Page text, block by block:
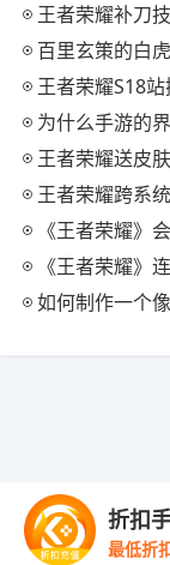
王者荣耀补刀技
百里玄策的白虎志回城动作没
王者荣耀S18站撸射手迎来春
为什么手游的界面设计
王者荣耀送皮肤雨活动开启
王者荣耀跨系统角色转移终于
《王者荣耀》会成为
《王者荣耀》连胜之后必定
如何制作一个像王者荣耀一
折扣
最低折
Copyright © 2021-
2024042416号-1抵制
当 适度游戏益脑 沉